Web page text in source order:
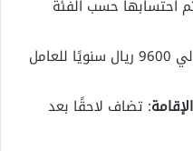
احتسابها حسب الفئة
: عادة حوالي 9600 ريال سنويًا للعامل
: تضاف لاحقًا بعد